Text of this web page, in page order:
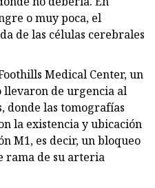
o muy poca, el
de las células cerebrales
Medical Center, un
llevaron de urgencia al
donde las tomografías
la existencia y ubicación
M1, es decir, un bloqueo
rama de su arteria